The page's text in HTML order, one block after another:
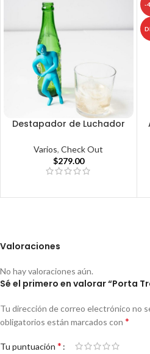
Destapador de Luchador
Varios,Check Out
$279.00
-
Valoraciones
No hay valoraciones aún.
Sé el primero en valorar “Porta
Tu dirección de correo electrónico no
obligatorios están marcados con *
Tu puntuación *